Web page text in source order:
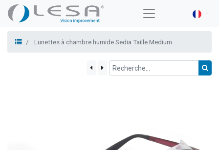
Lunettes à chambre humide Sedia Taille Medium